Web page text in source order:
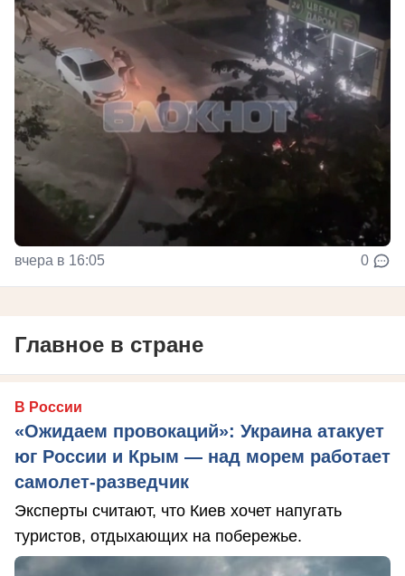
вчера в 16:05 0
Главное в стране
В России
«Ожидаем провокаций»: Украина атакует
юг России и Крым — над морем работает
самолет-разведчик
Эксперты считают, что Киев хочет напугать
туристов, отдыхающих на побережье.